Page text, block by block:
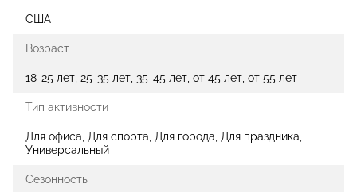
США
Возраст
18-25 лет, 25-35 лет, 35-45 лет, от 45 лет, от 55 лет
Тип активности
Для офиса, Для спорта, Для города, Для праздника,
Универсальный
Сезонность